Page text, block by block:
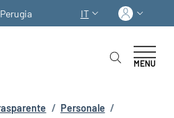
SELETTORE LINGUA:
IT
MENU
/ Personale /